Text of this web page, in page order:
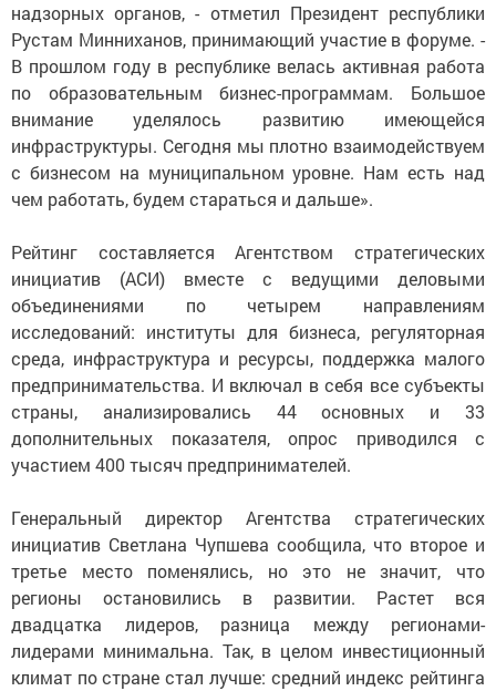
надзорных органов, - отметил Президент республики
Рустам Минниханов, принимающий участие в форуме. -
В прошлом году в республике велась активная работа
по образовательным бизнес-программам. Большое
внимание уделялось развитию имеющейся
инфраструктуры. Сегодня мы плотно взаимодействуем
с бизнесом на муниципальном уровне. Нам есть над
чем работать, будем стараться и дальше».
Рейтинг составляется Агентством стратегических
инициатив (АСИ) вместе с ведущими деловыми
объединениями по четырем направлениям
исследований: институты для бизнеса, регуляторная
среда, инфраструктура и ресурсы, поддержка малого
предпринимательства. И включал в себя все субъекты
страны, анализировались 44 основных и 33
дополнительных показателя, опрос приводился с
участием 400 тысяч предпринимателей.
Генеральный директор Агентства стратегических
инициатив Светлана Чупшева сообщила, что второе и
третье место поменялись, но это не значит, что
регионы остановились в развитии. Растет вся
двадцатка лидеров, разница между регионами-
лидерами минимальна. Так, в целом инвестиционный
климат по стране стал лучше: средний индекс рейтинга